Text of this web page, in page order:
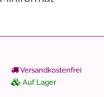
Versandkostenfrei
Auf Lager